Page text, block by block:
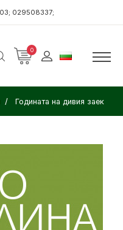
029508337;
0
Годината на дивия заек